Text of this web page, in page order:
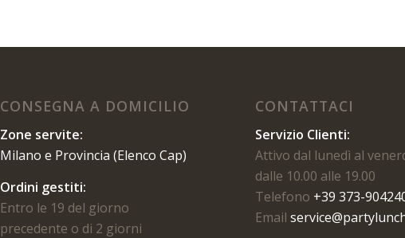
CONSEGNA A DOMICILIO
Zone servite:
Milano e Provincia (Elenco Cap)
Ordini gestiti:
Entro le 19 del giorno
precedente o di 2 giorni
CONTATTACI
Servizio Clienti:
Attivo dal lunedì al
dalle 10.00 alle 19.00
Telefono +39 373-
Email